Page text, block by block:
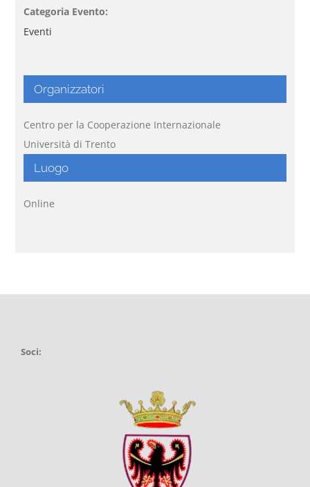
Categoria Evento:
Eventi
Luogo
Online
Organizzatori
Centro per la Cooperazione Internazionale
Università di Trento
Soci: